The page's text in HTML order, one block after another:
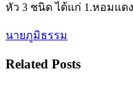
หัว 3 ชนิด ได้แก่ 1.หอมแด
นายภูมิธรรม
Related Posts